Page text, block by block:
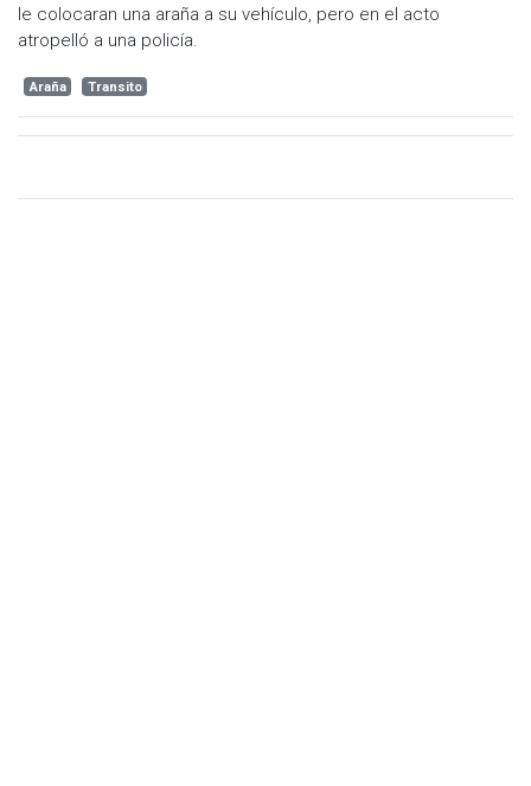
le colocaran una araña a su vehículo, pero en el acto
atropelló a una policía.
Araña Transito